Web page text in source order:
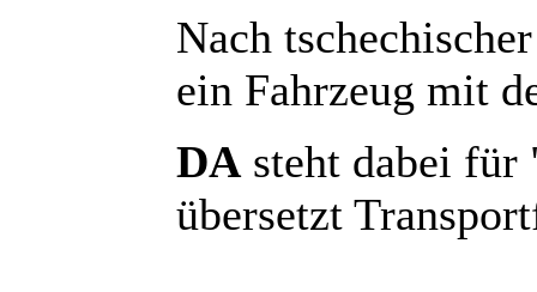
Nach
ein Fahrzeug mit
DA steht dabei
übersetzt